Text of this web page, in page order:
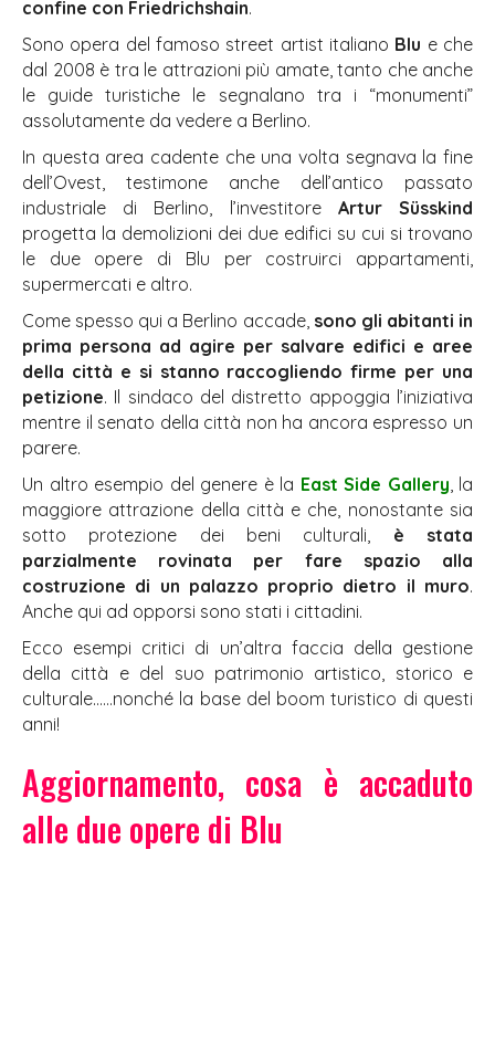
confine con Friedrichshain.
Sono opera del famoso street artist italiano Blu e che
dal 2008 è tra le attrazioni più amate, tanto che anche
le guide turistiche le segnalano tra i “monumenti”
assolutamente da vedere a Berlino.
In questa area cadente che una volta segnava la fine
dell’Ovest, testimone anche dell’antico passato
industriale di Berlino, l’investitore Artur Süsskind
progetta la demolizioni dei due edifici su cui si trovano
le due opere di Blu per costruirci appartamenti,
supermercati e altro.
Come spesso qui a Berlino accade, sono gli abitanti in
prima persona ad agire per salvare edifici e aree
della città e si stanno raccogliendo firme per una
petizione. Il sindaco del distretto appoggia l’iniziativa
mentre il senato della città non ha ancora espresso un
parere.
Un altro esempio del genere è la East Side Gallery, la
maggiore attrazione della città e che, nonostante sia
sotto protezione dei beni culturali, è stata
parzialmente rovinata per fare spazio alla
costruzione di un palazzo proprio dietro il muro.
Anche qui ad opporsi sono stati i cittadini.
Ecco esempi critici di un’altra faccia della gestione
della città e del suo patrimonio artistico, storico e
culturale……nonché la base del boom turistico di questi
anni!
Aggiornamento, cosa è accaduto
alle due opere di Blu